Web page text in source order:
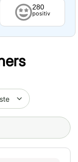
280
positiv